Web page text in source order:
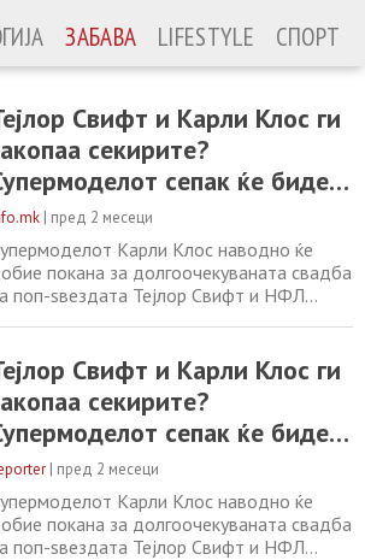
ЗАБАВА LIFESTYLE СПОРТ
Свифт и Карли Клос ги
секирите?
сепак ќе биде
на свадбата
| пред 2 месеци
Карли Клос наводно ќе
покана за долгоочекуваната свадба
поп-ѕвездата Тејлор Свифт и НФЛ
пријателство завршило со сериозен
Според извештај на „TMZ“,
се на извори блиски до двете
Клос ќе биде меѓу гостите на
Свифт и Карли Клос ги
секирите?
сепак ќе биде
на свадбата
| пред 2 месеци
Карли Клос наводно ќе
покана за долгоочекуваната свадба
поп-ѕвездата Тејлор Свифт и НФЛ